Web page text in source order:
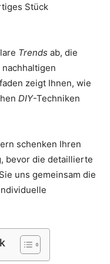
Stück
Trends ab, die
zeigt Ihnen, wie
DIY-Techniken
schenken Ihren
bevor die detaillierte
uns gemeinsam die